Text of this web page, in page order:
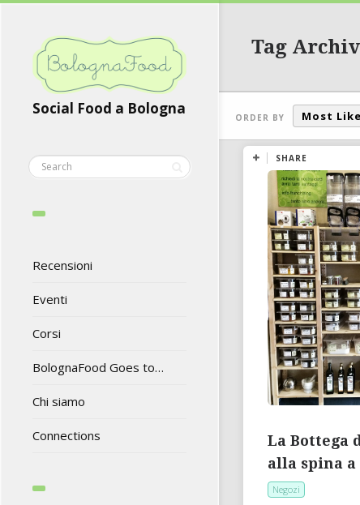
Social Food a Bologna
Recensioni
Eventi
Corsi
BolognaFood Goes to…
Chi siamo
Connections
Tag
ORDER BY Most
SHARE
La Bottega
alla spina a
Negozi